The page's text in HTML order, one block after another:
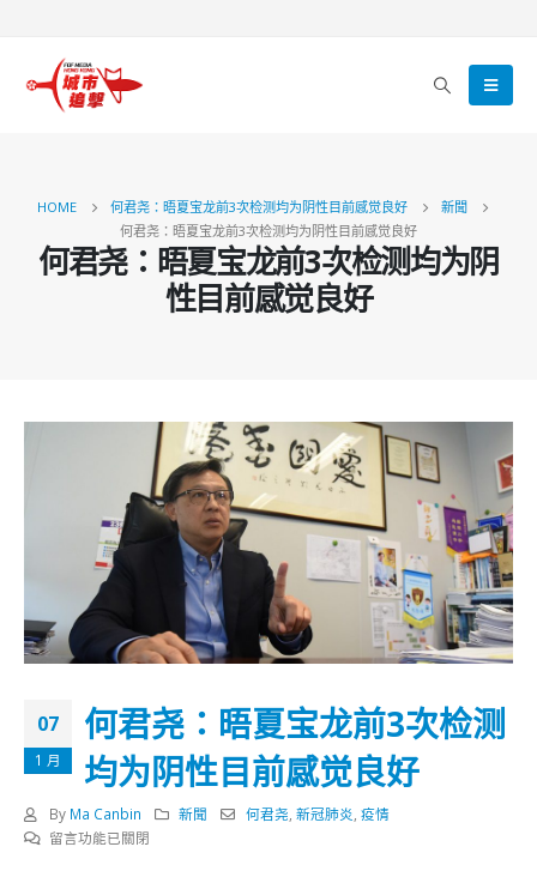
HOME 何君尧：晤夏宝龙前3次检测均为阴性目前感觉良好
新聞
何君尧：晤夏宝龙前3次检测均为阴性目前感觉良好
何君尧：晤夏宝龙前3次检测均为阴
性目前感觉良好
07
1 月
何君尧：晤夏宝龙前3次检测
均为阴性目前感觉良好
By Ma Canbin 新聞 何君尧 ,新冠肺炎 ,疫情
在
留言功能已關閉